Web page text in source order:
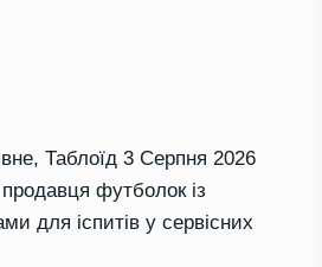
, Таблоїд 3 Серпня 2026
футболок із
для іспитів у сервісних